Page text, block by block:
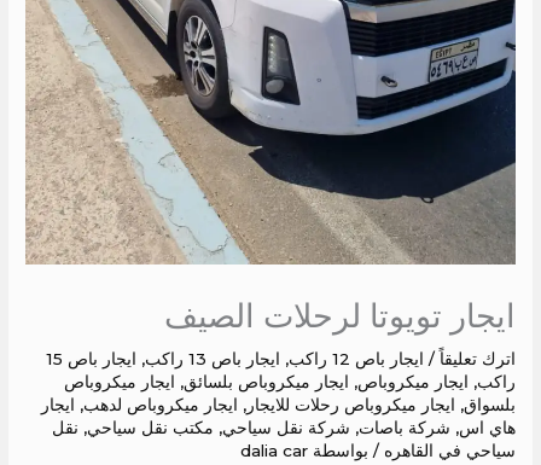
ايجار تويوتا لرحلات الصيف
اترك تعليقاً / ايجار باص 12 راكب , ايجار باص 13 راكب ,
ايجار باص 15
راكب, ايجار ميكروباص, ايجار ميكروباص بلسائق, ايجار ميكروباص
بلسواق, ايجار ميكروباص رحلات للايجار, ايجار ميكروباص لدهب, ايجار
هاي اس, شركة باصات, شركة نقل سياحي, مكتب نقل سياحي, نقل
سياحي في القاهره / بواسطة dalia car